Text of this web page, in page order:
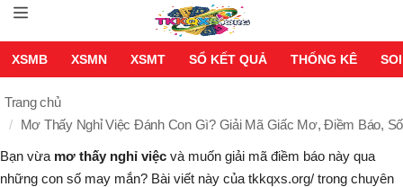
XSMB XSMN XSMT SỔ KẾT QUẢ THỐNG KÊ
Trang chủ
Mơ Thấy Nghỉ Việc Đánh Con Gì? Giải Mã Giấc Mơ, Điềm Báo,
Bạn vừa mơ thấy nghỉ việc và muốn giải mã điềm báo này qua
những con số may mắn? Bài viết này của tkkqxs.org/ trong chuyên